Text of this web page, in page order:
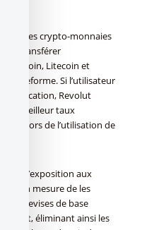
ces crypto-monnaies
transférer
Bitcoin, Litecoin et
plateforme. Si l’utilisateur
l’application, Revolut
au meilleur taux
lors de l’utilisation de
l’exposition aux
en mesure de les
25 devises de base
éliminant ainsi les